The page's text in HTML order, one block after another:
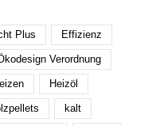
Plus Effizienz
Verordnung
Heizöl
kalt